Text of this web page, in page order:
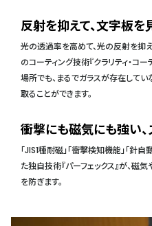
反射を抑えて、文字板を
光の透過率を高めて、光の反射を抑
のコーティング技術『クラリティ・コ
場所でも、まるでガラスが存在して
取ることができます。
衝撃にも磁気にも強い
「JIS1種耐磁」「衝撃検知機能」「針
た独自技術『パーフェックス』が、
を防ぎます。